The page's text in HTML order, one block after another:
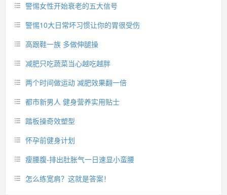
警惕女性开始衰老的五大信号
警惕10大日常坏习惯让你的胃很受伤
高跟鞋一族 多做伸腿操
减肥只吃蔬菜当心越吃越胖
两个时间做运动 减肥效果翻一倍
都市新男人 健身营养实用贴士
踏板操奇效塑型
怀孕前健身计划
瘦腰腹-排出肚胀气一日速显小蛮腰
怎么练宽肩？这就是答案！